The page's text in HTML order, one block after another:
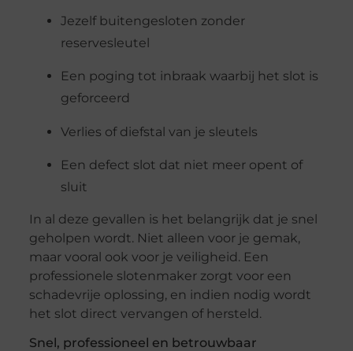
Jezelf buitengesloten zonder
reservesleutel
Een poging tot inbraak waarbij het slot is
geforceerd
Verlies of diefstal van je sleutels
Een defect slot dat niet meer opent of
sluit
In al deze gevallen is het belangrijk dat je snel
geholpen wordt. Niet alleen voor je gemak,
maar vooral ook voor je veiligheid. Een
professionele slotenmaker zorgt voor een
schadevrije oplossing, en indien nodig wordt
het slot direct vervangen of hersteld.
Snel, professioneel en betrouwbaar